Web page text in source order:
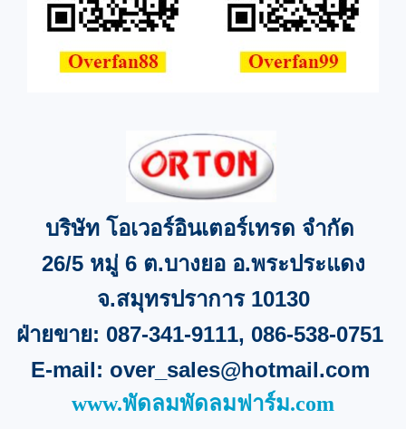
บริษัท โอเวอร์อินเตอร์เทรด จำกัด
26/5 หมู่ 6 ต.บางยอ อ.พระประแดง
จ.สมุทรปราการ 10130
ฝ่ายขาย: 087-341-9111, 086-538-0751
E-mail: over_sales@hotmail.com
www.พัดลมพัดลมฟาร์ม.com